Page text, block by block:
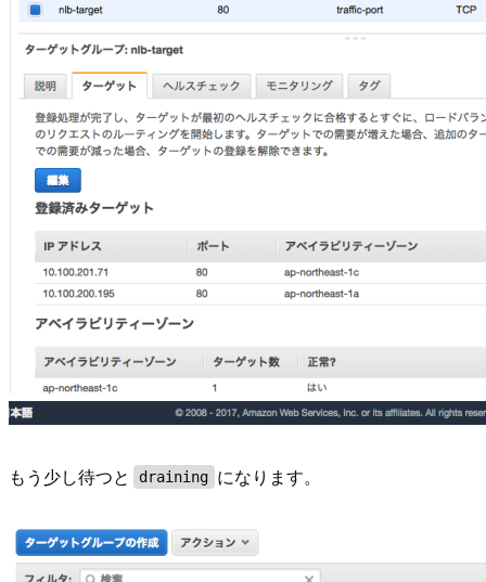
もう少し待つと draining になります。